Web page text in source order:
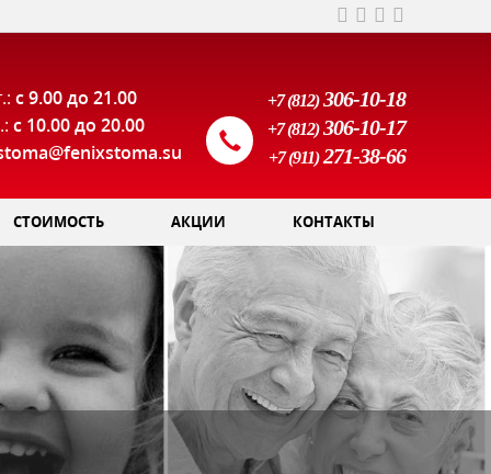
с 9.00 до 21.00
с 10.00 до 20.00
+7 (812)306-10-18
+7 (812)306-10-17
+7 (911)271-38-66
СТОИМОСТЬ АКЦИИ КОНТАКТЫ